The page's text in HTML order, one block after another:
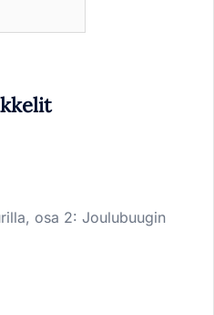
osa 2: Joulubuugin